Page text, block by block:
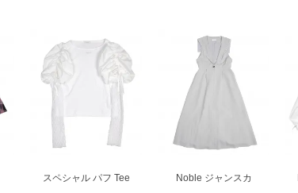
スペシャル パフ Tee Noble ジャンスカ